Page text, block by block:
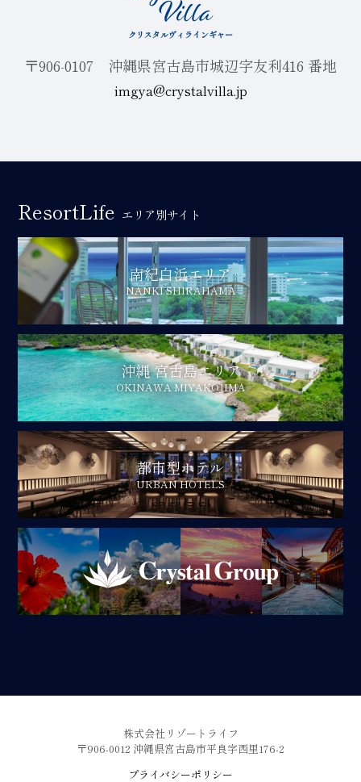
クリスタルヴィラインギャー
〒906-0107 沖縄県宮古島市城辺字友利416 番地
imgya@crystalvilla.jp
ResortLife エリア別サイト
南紀白浜エリア
NANKI SHIRAHAMA
沖縄 宮古島エリア
OKINAWA MIYAKOJIMA
都市型ホテル
URBAN HOTELS
株式会社リゾートライフ
〒906-0012 沖縄県宮古島市平良字西里176-2
プライバシーポリシー